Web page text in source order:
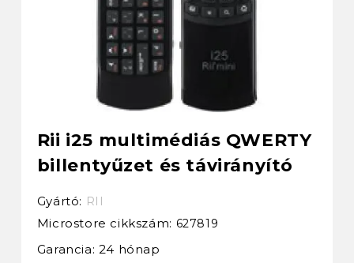
Rii i25 multimédiás QWERTY
billentyűzet és távirányító
Gyártó: RII
Microstore cikkszám: 627819
Garancia: 24 hónap